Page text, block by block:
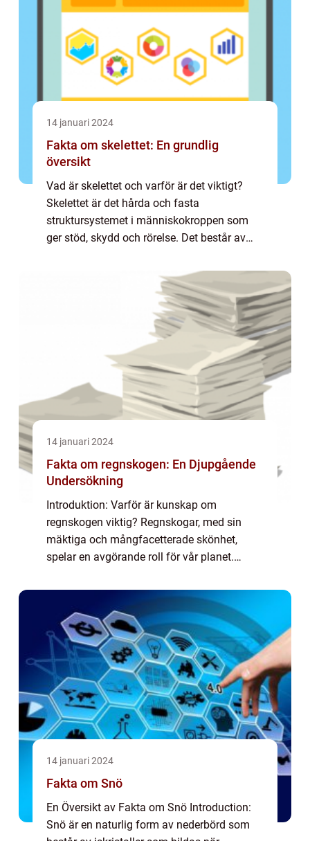
14 januari 2024
Fakta om skelettet: En grundlig
översikt
Vad är skelettet och varför är det viktigt?
Skelettet är det hårda och fasta
struktursystemet i människokroppen som
ger stöd, skydd och rörelse. Det består av
utgör grundläggande byggstenar för
14 januari 2024
Fakta om regnskogen: En Djupgående
Undersökning
Introduktion: Varför är kunskap om
regnskogen viktig? Regnskogar, med sin
mäktiga och mångfacetterade skönhet,
spelar en avgörande roll för vår planet.
skogar täcker endast ca 6% av jordens
landyta men rymmer ...
14 januari 2024
Fakta om Snö
En Översikt av Fakta om Snö Introduction:
Snö är en naturlig form av nederbörd som